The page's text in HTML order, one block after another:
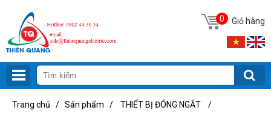
Giỏ hàng
0
Trang chủ / Sản phẩm / THIẾT BỊ ĐÓNG NGẮT
/